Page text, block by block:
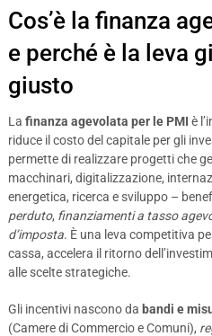
Cos’è la finanza
e perché è la leva
giusto
La finanza agevolata per le PMI è
riduce il costo del capitale per gli
permette di realizzare progetti che
macchinari, digitalizzazione,
energetica, ricerca e sviluppo –
perduto, finanziamenti a tasso
d’imposta. È una leva competitiva
cassa, accelera il ritorno
alle scelte strategiche.
Gli incentivi nascono da bandi e
(Camere di Commercio e Comuni),